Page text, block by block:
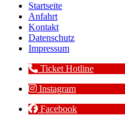
Startseite
Anfahrt
Kontakt
Datenschutz
Impressum
Ticket Hotline
Instagram
Facebook